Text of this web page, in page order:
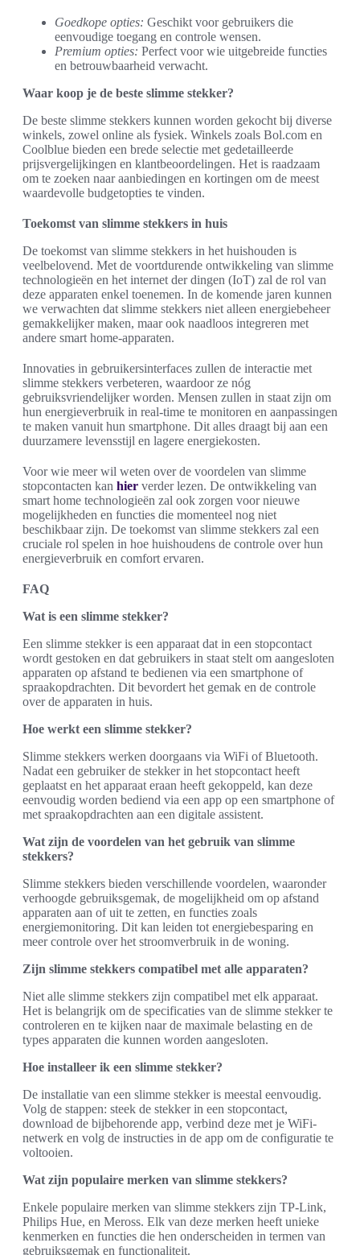
Goedkope opties: Geschikt voor gebruikers die
eenvoudige toegang en controle wensen.
Premium opties: Perfect voor wie uitgebreide functies
en betrouwbaarheid verwacht.
Waar koop je de beste slimme stekker?
De beste slimme stekkers kunnen worden gekocht bij diverse
winkels, zowel online als fysiek. Winkels zoals Bol.com en
Coolblue bieden een brede selectie met gedetailleerde
prijsvergelijkingen en klantbeoordelingen. Het is raadzaam
om te zoeken naar aanbiedingen en kortingen om de meest
waardevolle budgetopties te vinden.
Toekomst van slimme stekkers in huis
De toekomst van slimme stekkers in het huishouden is
veelbelovend. Met de voortdurende ontwikkeling van slimme
technologieën en het internet der dingen (IoT) zal de rol van
deze apparaten enkel toenemen. In de komende jaren kunnen
we verwachten dat slimme stekkers niet alleen energiebeheer
gemakkelijker maken, maar ook naadloos integreren met
andere smart home-apparaten.
Innovaties in gebruikersinterfaces zullen de interactie met
slimme stekkers verbeteren, waardoor ze nóg
gebruiksvriendelijker worden. Mensen zullen in staat zijn om
hun energieverbruik in real-time te monitoren en aanpassingen
te maken vanuit hun smartphone. Dit alles draagt bij aan een
duurzamere levensstijl en lagere energiekosten.
Voor wie meer wil weten over de voordelen van slimme
stopcontacten kan hier verder lezen. De ontwikkeling van
smart home technologieën zal ook zorgen voor nieuwe
mogelijkheden en functies die momenteel nog niet
beschikbaar zijn. De toekomst van slimme stekkers zal een
cruciale rol spelen in hoe huishoudens de controle over hun
energieverbruik en comfort ervaren.
FAQ
Wat is een slimme stekker?
Een slimme stekker is een apparaat dat in een stopcontact
wordt gestoken en dat gebruikers in staat stelt om aangesloten
apparaten op afstand te bedienen via een smartphone of
spraakopdrachten. Dit bevordert het gemak en de controle
over de apparaten in huis.
Hoe werkt een slimme stekker?
Slimme stekkers werken doorgaans via WiFi of Bluetooth.
Nadat een gebruiker de stekker in het stopcontact heeft
geplaatst en het apparaat eraan heeft gekoppeld, kan deze
eenvoudig worden bediend via een app op een smartphone of
met spraakopdrachten aan een digitale assistent.
Wat zijn de voordelen van het gebruik van slimme
stekkers?
Slimme stekkers bieden verschillende voordelen, waaronder
verhoogde gebruiksgemak, de mogelijkheid om op afstand
apparaten aan of uit te zetten, en functies zoals
energiemonitoring. Dit kan leiden tot energiebesparing en
meer controle over het stroomverbruik in de woning.
Zijn slimme stekkers compatibel met alle apparaten?
Niet alle slimme stekkers zijn compatibel met elk apparaat.
Het is belangrijk om de specificaties van de slimme stekker te
controleren en te kijken naar de maximale belasting en de
types apparaten die kunnen worden aangesloten.
Hoe installeer ik een slimme stekker?
De installatie van een slimme stekker is meestal eenvoudig.
Volg de stappen: steek de stekker in een stopcontact,
download de bijbehorende app, verbind deze met je WiFi-
netwerk en volg de instructies in de app om de configuratie te
voltooien.
Wat zijn populaire merken van slimme stekkers?
Enkele populaire merken van slimme stekkers zijn TP-Link,
Philips Hue, en Meross. Elk van deze merken heeft unieke
kenmerken en functies die hen onderscheiden in termen van
gebruiksgemak en functionaliteit.